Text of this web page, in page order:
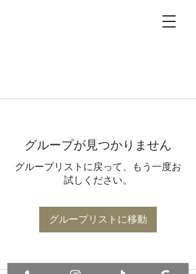
グループが見つかりません
グループリストに戻って、もう一度お
試しください。
グループリストに移動